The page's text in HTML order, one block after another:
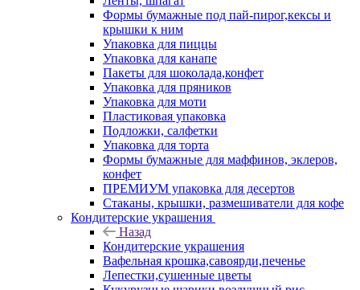
Формы бумажные под пай-пирог,кексы и
крышки к ним
Упаковка для пиццы
Упаковка для канапе
Пакеты для шоколада,конфет
Упаковка для пряников
Упаковка для моти
Пластиковая упаковка
Подложки, салфетки
Упаковка для торта
Формы бумажные для маффинов, эклеров,
конфет
ПРЕМИУМ упаковка для десертов
Стаканы, крышки, размешиватели для кофе
Кондитерские украшения
Назад
Кондитерские украшения
Вафельная крошка,савоярди,печенье
Лепестки,сушенные цветы